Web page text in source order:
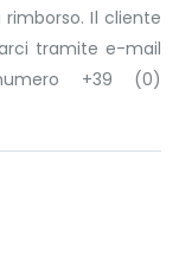
Il cliente
tramite e-mail
+39 (0)